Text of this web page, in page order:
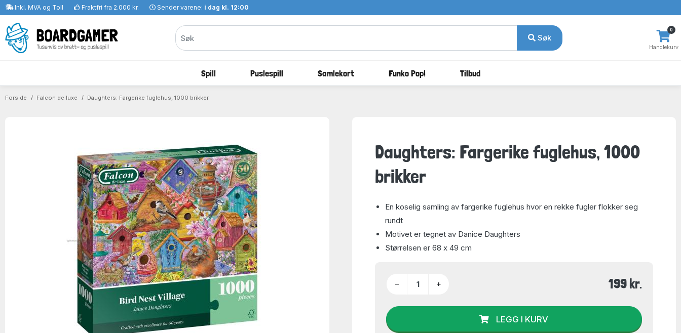
Inkl. MVA og Toll Fraktfri fra 2.000 kr. Sender varene: i dag kl. 12:00
Søk
Handlekurv
0
Spill Puslespill Samlekort Funko Pop! Tilbud
Forside Falcon de luxe Daughters: Fargerike fuglehus, 1000 brikker
Daughters: Fargerike fuglehus, 1000
brikker
En koselig samling av fargerike fuglehus hvor en rekke fugler flokker seg
rundt
Motivet er tegnet av Danice Daughters
Størrelsen er 68 x 49 cm
− + 199 kr.
LEGG I KURV